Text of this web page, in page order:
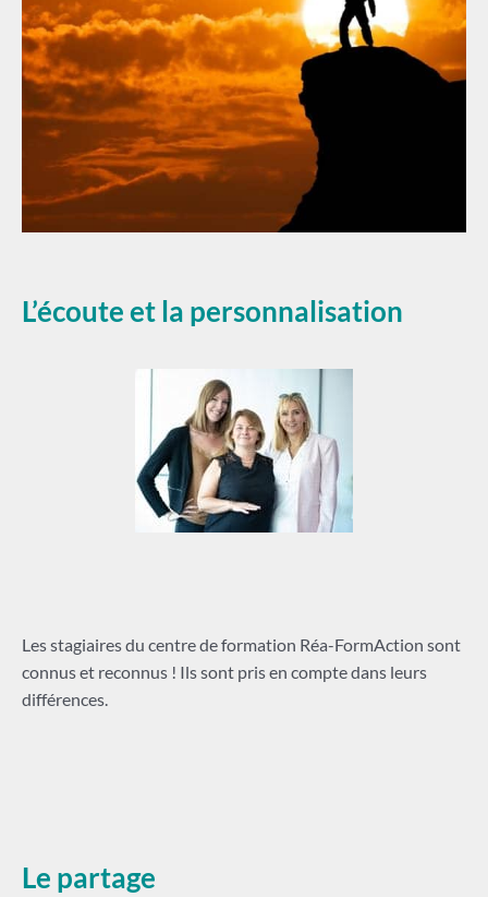
L’écoute et la personnalisation
Les stagiaires du centre de formation Réa-FormAction sont
connus et reconnus ! Ils sont pris en compte dans leurs
différences.
Le partage